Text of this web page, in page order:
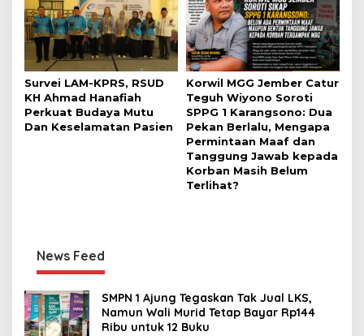
Survei LAM-KPRS, RSUD
KH Ahmad Hanafiah
Perkuat Budaya Mutu
Dan Keselamatan Pasien
Korwil MGG Jember Catur
Teguh Wiyono Soroti
SPPG 1 Karangsono: Dua
Pekan Berlalu, Mengapa
Permintaan Maaf dan
Tanggung Jawab kepada
Korban Masih Belum
Terlihat?
News Feed
SMPN 1 Ajung Tegaskan Tak Jual LKS,
Namun Wali Murid Tetap Bayar Rp144
Ribu untuk 12 Buku